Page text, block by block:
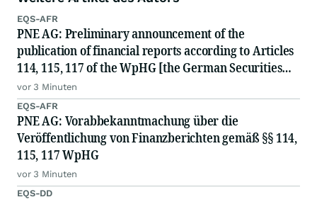
EQS-AFR
PNE AG: Preliminary announcement of the
publication of financial reports according to Articles
114, 115, 117 of the WpHG [the German Securities
Act]
vor 3 Minuten
EQS-AFR
PNE AG: Vorabbekanntmachung über die
Veröffentlichung von Finanzberichten gemäß §§ 114,
115, 117 WpHG
vor 3 Minuten
EQS-DD